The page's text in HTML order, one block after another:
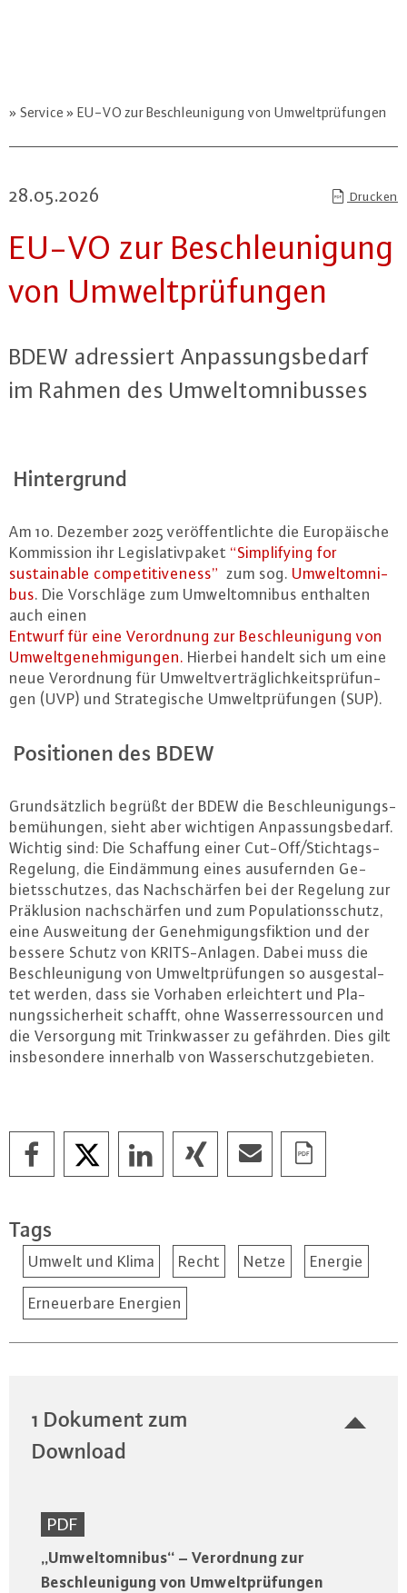
Service EU-VO zur Beschleunigung von Umweltprüfungen
28.05.2026 Drucken
EU-VO zur Be­schleu­ni­gung
von Um­welt­prü­fun­gen
BDEW adres­siert An­pas­sungs­be­darf
im Rahmen des Um­weltom­ni­bus­ses
Hin­ter­grund
Am 10. Dezember 2025 ver­öf­fent­lich­te die Eu­ro­päi­sche
Kom­mis­si­on ihr Le­gis­la­tiv­pa­ket “Sim­pli­fy­ing for
sustainable com­pe­ti­tiven­ess” zum sog. Um­weltom­ni­
bus. Die Vor­schlä­ge zum Um­weltom­ni­bus enthalten
auch einen
Entwurf für eine Ver­ord­nung zur Be­schleu­ni­gung von
Um­welt­ge­neh­mi­gun­gen. Hierbei handelt sich um eine
neue Ver­ord­nung für Um­welt­ver­träg­lich­keits­prü­fun­
gen (UVP) und Stra­te­gi­sche Um­welt­prü­fun­gen (SUP).
Po­si­tio­nen des BDEW
Grund­sätz­lich begrüßt der BDEW die Be­schleu­ni­gungs­
be­mü­hun­gen, sieht aber wichtigen An­pas­sungs­be­darf.
Wichtig sind: Die Schaffung einer Cut-Off/Stich­tags-
Re­ge­lung, die Ein­däm­mung eines aus­ufern­den Ge­
biets­schut­zes, das Nach­schär­fen bei der Regelung zur
Präk­lu­si­on nach­schär­fen und zum Po­pu­la­ti­ons­schutz,
eine Aus­wei­tung der Ge­neh­mi­gungs­fik­ti­on und der
bessere Schutz von KRITS-An­la­gen. Dabei muss die
Be­schleu­ni­gung von Um­welt­prü­fun­gen so aus­ge­stal­
tet werden, dass sie Vorhaben er­leich­tert und Pla­
nungs­si­cher­heit schafft, ohne Was­ser­res­sour­cen und
die Ver­sor­gung mit Trink­was­ser zu gefährden. Dies gilt
ins­be­son­de­re innerhalb von Was­ser­schutz­ge­bie­ten.
Tags
Umwelt und Klima Recht Netze Energie
Erneuerbare Energien
1 Dokument zum
Download
PDF
„Umweltomnibus“ – Verordnung zur
Beschleunigung von Umweltprüfungen